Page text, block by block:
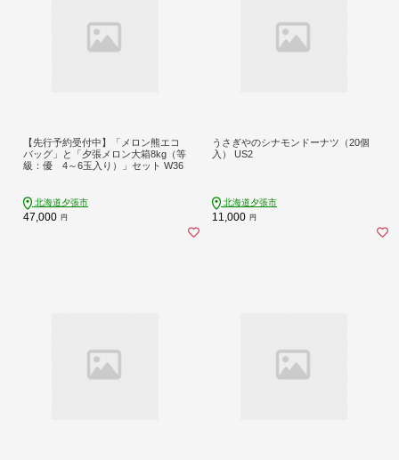
【先行予約受付中】「メロン熊エコ
バッグ」と「夕張メロン大箱8kg（等
級：優 4～6玉入り）」セット W36
北海道夕張市
47,000 円
うさぎやのシナモンドーナツ（20個
入） US2
北海道夕張市
11,000 円